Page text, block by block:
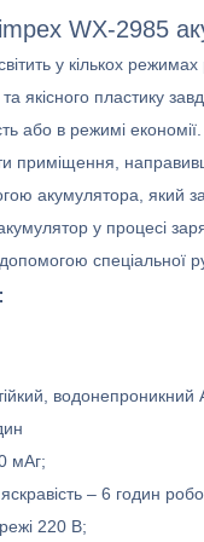
WX-2985
у кількох
якісного пластику
або в режимі економії.
приміщення,
акумулятора, який
у процесі
спеціальної
водонепроникний
мАг;
– 6 годин
220 В;